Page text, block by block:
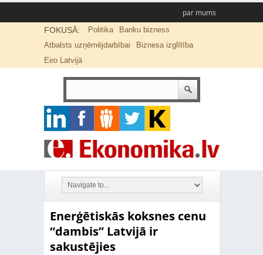
par mums
FOKUSĀ: Politika
Banku bizness
Atbalsts uzņēmējdarbībai
Biznesa izglītība
Eiro Latvijā
Enerģētiskās koksnes cenu
“dambis” Latvijā ir
sakustējies